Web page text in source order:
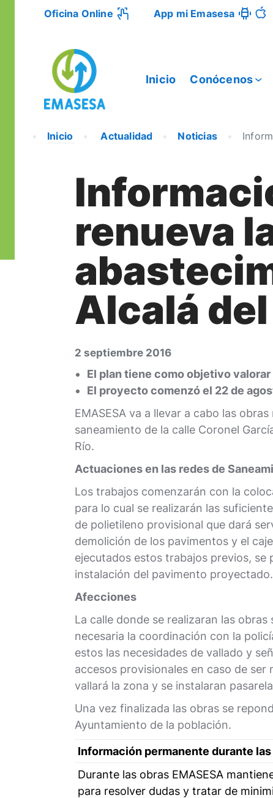
Oficina Online App mi Emasesa
Inicio Conócenos
Inicio Actualidad Noticias
renueva
Alcalá del
2 septiembre 2016
El plan tiene como objetivo
El proyecto comenzó el 22 de
EMASESA va a llevar a cabo las
saneamiento de la calle Coronel
Río.
Actuaciones en las redes de
Los trabajos comenzarán con la
para lo cual se realizarán las
de polietileno provisional que dará
demolición de los pavimentos y el
ejecutados estos trabajos previos, se
instalación del pavimento proyectado.
Afecciones
La calle donde se realizaran las
necesaria la coordinación con la
estos las necesidades de vallado y
accesos provisionales en caso de
vallará la zona y se instalaran
Una vez finalizada las obras se
Ayuntamiento de la población.
Información permanente durante
Durante las obras EMASESA
para resolver dudas y tratar de